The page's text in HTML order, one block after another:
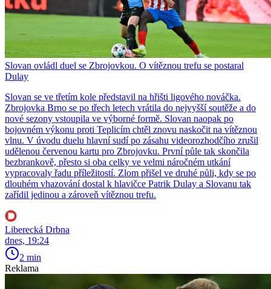
Slovan ovládl duel se Zbrojovkou. O vítěznou trefu se postaral
Dulay
Slovan se ve třetím kole představil na hřišti ligového nováčka.
Zbrojovka Brno se po třech letech vrátila do nejvyšší soutěže a do
nové sezony vstoupila ve výborné formě. Slovan naopak po
bojovném výkonu proti Teplicím chtěl znovu naskočit na vítěznou
vlnu. V úvodu duelu hlavní sudí po zásahu videorozhodčího zrušil
udělenou červenou kartu pro Zbrojovku. První půle tak skončila
bezbrankově, přesto si oba celky ve velmi náročném utkání
vypracovaly řadu příležitostí. Zlom přišel ve druhé půli, kdy se po
dlouhém vhazování dostal k hlavičce Patrik Dulay a Slovanu tak
zařídil jedinou a zároveň vítěznou trefu.
Liberecká Drbna
dnes, 19:24
2 min
Reklama